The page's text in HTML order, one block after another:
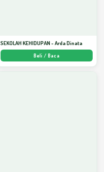
SEKOLAH KEHIDUPAN - Arda Dinata
Beli / Baca